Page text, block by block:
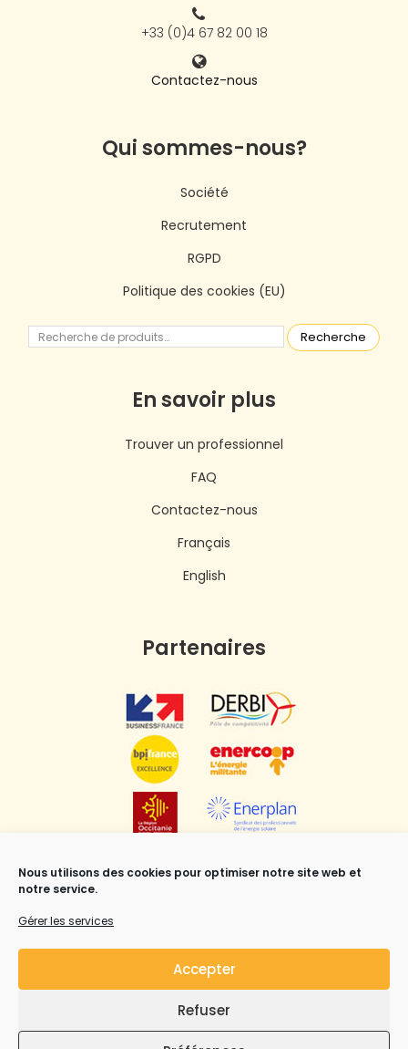
Nous utilisons des cookies pour optimiser notre site web et
notre service.
Gérer les services
Accepter
Refuser
+33 (0)4 67 82 00 18
Contactez-nous
Qui sommes-nous?
Société
Recrutement
RGPD
Politique des cookies (EU)
Recherche
En savoir plus
Trouver un professionnel
FAQ
Contactez-nous
Français
English
Partenaires
Industry all rights reserved.